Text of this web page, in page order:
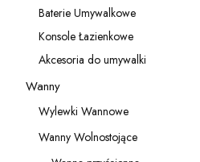
Kategoria - Baterie
Baterie Umywalkowe
Kategoria - Konsole
Konsole Łazienkowe
Kategoria - Akcesoria do
Akcesoria do umywalki
Kategoria - Wanny
Wanny
Kategoria - Wylewki Wannowe
Wylewki Wannowe
Kategoria - Wanny
Wanny Wolnostojące